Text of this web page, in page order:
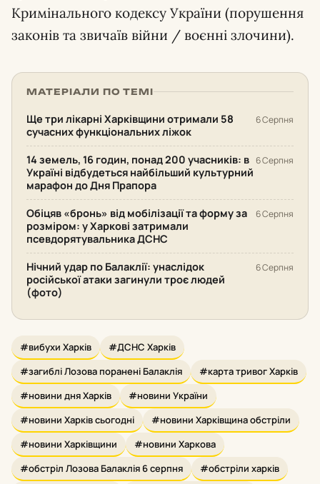
Кримінального кодексу України (порушення
законів та звичаїв війни / воєнні злочини).
МАТЕРІАЛИ ПО ТЕМІ
Ще три лікарні Харківщини отримали 58
сучасних функціональних ліжок
6 Серпня
14 земель, 16 годин, понад 200 учасників: в
Україні відбудеться найбільший культурний
марафон до Дня Прапора
6 Серпня
Обіцяв «бронь» від мобілізації та форму за
розміром: у Харкові затримали
псевдорятувальника ДСНС
6 Серпня
Нічний удар по Балаклії: унаслідок
російської атаки загинули троє людей
(фото)
6 Серпня
#вибухи Харків
#ДСНС Харків
#загиблі Лозова поранені Балаклія
#карта тривог Харків
#новини дня Харків
#новини України
#новини Харків сьогодні
#новини Харківщина обстріли
#новини Харківщини
#новини Харкова
#обстріл Лозова Балаклія 6 серпня
#обстріли харків